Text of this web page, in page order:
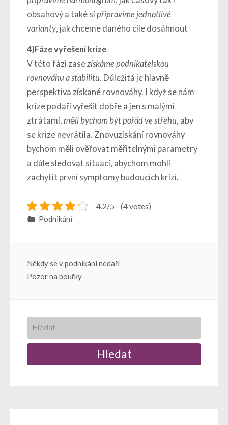
obsahový a také si připravíme jednotlivé
varianty, jak chceme daného cíle dosáhnout
4)Fáze vyřešení krize
V této fázi zasezískáme podnikatelskou
rovnováhu a stabilitu. Důležitá je hlavně
perspektiva získané rovnováhy. I když se nám
krize podaří vyřešit dobře a jen s malými
ztrátami, měli bychom být pořád ve střehu, aby
se krize nevrátila. Znovuzískání rovnováhy
bychom měli ověřovat měřitelnými parametry
a dále sledovat situaci, abychom mohli
zachytit první symptomy budoucích krizí.
4.2/5 - (4 votes)
Podnikání
Navigace
příspěvek
Někdy se v podnikání nedaří
Pozor na bouřky